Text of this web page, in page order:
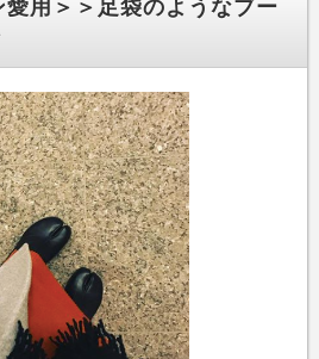
用＞＞足袋のようなブー